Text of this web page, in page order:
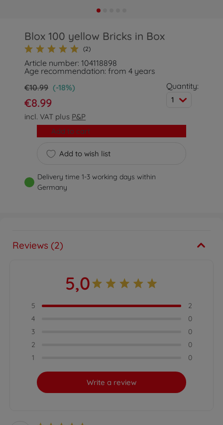
Blox 100 yellow Bricks in Box
(2)
Article number: 104118898
Age recommendation: from 4 years
€10.99 (-18%)
€8.99
incl. VAT plus P&P
Quantity:
1
Add to wish list
Add to cart
Delivery time 1-3 working days within
Germany
Reviews (2)
5,0
5
2
4
0
3
0
2
0
1
0
Write a review